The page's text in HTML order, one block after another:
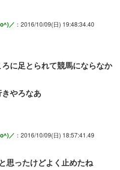
／ ：2016/10/09(日) 19:48:34.40
に足とられて競馬にならなか
やろなあ
／ ：2016/10/09(日) 18:57:41.49
思ったけどよく止めたね